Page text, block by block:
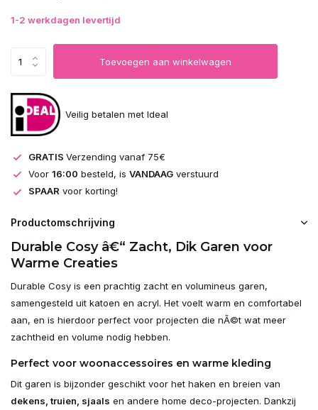
1-2 werkdagen levertijd
Toevoegen aan winkelwagen
Veilig betalen met Ideal
GRATIS Verzending vanaf 75€
Voor 16:00 besteld, is VANDAAG verstuurd
SPAAR voor korting!
Productomschrijving
Durable Cosy â€“ Zacht, Dik Garen voor
Warme Creaties
Durable Cosy is een prachtig zacht en volumineus garen,
samengesteld uit katoen en acryl. Het voelt warm en comfortabel
aan, en is hierdoor perfect voor projecten die nÃ©t wat meer
zachtheid en volume nodig hebben.
Perfect voor woonaccessoires en warme kleding
Dit garen is bijzonder geschikt voor het haken en breien van
dekens, truien, sjaals en andere home deco-projecten. Dankzij